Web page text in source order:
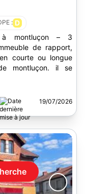
: D
montluçon – 3
de rapport,
courte ou longue
il se
19/07/2026